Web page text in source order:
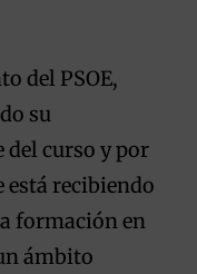
del PSOE,
su
del curso y por
recibiendo
formación en
ámbito